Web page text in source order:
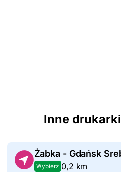
Inne
Żabka - Gdańsk
Wybierz 0,2 km